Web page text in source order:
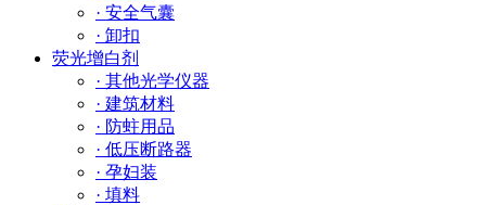
· 安全气囊
· 卸扣
荧光增白剂
· 其他光学仪器
· 建筑材料
· 防蛀用品
· 低压断路器
· 孕妇装
· 填料